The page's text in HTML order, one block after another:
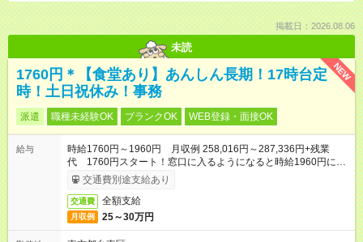
掲載日：2026.08.06
未読
NEW
1760円＊【食堂あり】あんしん長期！17時台定
時！土日祝休み！事務
派遣 職種未経験OK ブランクOK WEB登録・面接OK
給与
時給1760円～1960円 月収例 258,016円～287,336円+残業
代 1760円スタート！窓口に入るようになると時給1960円に
UP◎交通費別途支給あり
交通費 全額支給
月収例 25～30万円